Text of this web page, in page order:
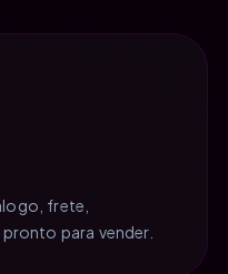
frete,
para vender.